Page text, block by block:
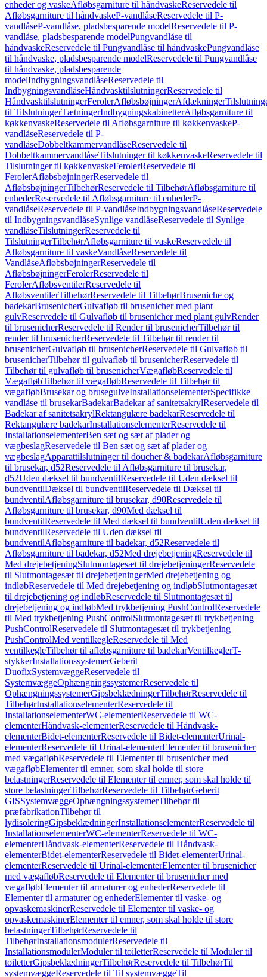
enheder og vaskeAfløbsgarniture til håndvaskeReservedele til
Afløbsgarniture til håndvaskeP-vandlåseReservedele til P-
vandlåseP-vandlåse, pladsbesparende modelReservedele til P-
vandlåse, pladsbesparende modelPungvandlåse til
håndvaskeReservedele til Pungvandlåse til håndvaskePungvandlåse
til håndvaske, pladsbesparende modelReservedele til Pungvandlåse
til håndvaske, pladsbesparende
modelIndbygningsvandlåseReservedele til
IndbygningsvandlåseHåndvasktilslutningerReservedele til
HåndvasktilslutningerFerolerAfløbsbøjningerAfdækninger
til TilslutningerTætningerIndbygningskabinetterAfløbsgarniture til
køkkenvaskeReservedele til Afløbsgarniture til køkkenvaskeP-
vandlåseReservedele til P-
vandlåseDobbeltkammervandlåseReservedele til
DobbeltkammervandlåseTilslutninger til køkkenvaskeReservedele til
Tilslutninger til køkkenvaskeFerolerReservedele til
FerolerAfløbsbøjningerReservedele til
AfløbsbøjningerTilbehørReservedele til TilbehørAfløbsgarniture til
enhederReservedele til Afløbsgarniture til enhederP-
vandlåseReservedele til P-vandlåseIndbygningsvandlåseReservedele
til IndbygningsvandlåseSynlige vandlåseReservedele til Synlige
vandlåseTilslutningerReservedele til
TilslutningerTilbehørAfløbsgarniture til vaskeReservedele til
Afløbsgarniture til vaskeVandlåseReservedele til
VandlåseAfløbsbøjningerReservedele til
AfløbsbøjningerFerolerReservedele til
FerolerAfløbsventilerReservedele til
AfløbsventilerTilbehørReservedele til TilbehørBruseniche og
badekarBrusenicherGulvafløb til brusenicher med plant
gulvReservedele til Gulvafløb til brusenicher med plant gulvRender
til brusenicherReservedele til Render til brusenicherTilbehør til
render til brusenicherReservedele til Tilbehør til render til
brusenicherGulvafløb til brusenicherReservedele til Gulvafløb til
brusenicherTilbehør til gulvafløb til brusenicherReservedele til
Tilbehør til gulvafløb til brusenicherVægafløbReservedele til
VægafløbTilbehør til vægafløbReservedele til Tilbehør til
vægafløbBrusekar og brusegulveInstallationselementerSpecifikke
vandlåse til brusekarBadekarBadekar af sanitetsakrylReservedele til
Badekar af sanitetsakrylRektangulære badekarReservedele til
Rektangulære badekarInstallationselementerReservedele til
InstallationselementerBen sæt og sæt af plader og
vægbeslagReservedele til Ben sæt og sæt af plader og
vægbeslagApparattilslutninger til doucher & badekarAfløbsgarniture
til brusekar, d52Reservedele til Afløbsgarniture til brusekar,
d52Uden dæksel til bundventilReservedele til Uden dæksel til
bundventilDæksel til bundventilReservedele til Dæksel til
bundventilAfløbsgarniture til brusekar, d90Reservedele til
Afløbsgarniture til brusekar, d90Med dæksel til
bundventilReservedele til Med dæksel til bundventilUden dæksel til
bundventilReservedele til Uden dæksel til
bundventilAfløbsgarniture til badekar, d52Reservedele til
Afløbsgarniture til badekar, d52Med drejebetjeningReservedele til
Med drejebetjeningSlutmontagesæt til drejebetjeningerReservedele
til Slutmontagesæt til drejebetjeningerMed drejebetjening og
indløbReservedele til Med drejebetjening og indløbSlutmontagesæt
til drejebetjening og indløbReservedele til Slutmontagesæt til
drejebetjening og indløbMed trykbetjening PushControlReservedele
til Med trykbetjening PushControlSlutmontagesæt til trykbetjening
PushControlReservedele til Slutmontagesæt til trykbetjening
PushControlMed ventilkegleReservedele til Med
ventilkegleTilbehør til afløbsgarniture til badekarVentilkeglerT-
stykkerInstallationssystemerGeberit
DuofixSystemvæggeReservedele til
SystemvæggeOphængningssystemerReservedele til
OphængningssystemerGipsbeklædningerTilbehørReservedele til
TilbehørInstallationselementerReservedele til
InstallationselementerWC-elementerReservedele til WC-
elementerHåndvask-elementerReservedele til Håndvask-
elementerBidet-elementerReservedele til Bidet-elementerUrinal-
elementerReservedele til Urinal-elementerElementer til brusenicher
med vægafløbReservedele til Elementer til brusenicher med
vægafløbElementer til emner, som skal holde til store
belastningerReservedele til Elementer til emner, som skal holde til
store belastningerTilbehørReservedele til TilbehørGeberit
GISSystemvæggeOphængningssystemerTilbehør til
præfabrikationTilbehør til
lydisoleringGipsbeklædningerInstallationselementerReservedele til
InstallationselementerWC-elementerReservedele til WC-
elementerHåndvask-elementerReservedele til Håndvask-
elementerBidet-elementerReservedele til Bidet-elementerUrinal-
elementerReservedele til Urinal-elementerElementer til brusenicher
med vægafløbReservedele til Elementer til brusenicher med
vægafløbElementer til armaturer og enhederReservedele til
Elementer til armaturer og enhederElementer til vaske- og
opvaskemaskinerReservedele til Elementer til vaske- og
opvaskemaskinerElementer til emner, som skal holde til store
belastningerTilbehørReservedele til
TilbehørInstallationsmodulerReservedele til
InstallationsmodulerModuler til toiletterReservedele til Moduler til
toiletterGipsbeklædningerTilbehørReservedele til TilbehørTil
systemvæggeReservedele til Til systemvæggeTil